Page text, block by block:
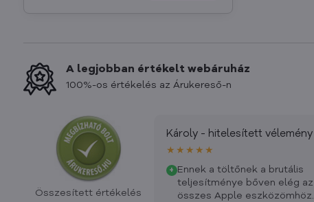
A legjobban értékelt webáruház
100%-os értékelés az Árukereső-n
Összesített értékelés
Károly - hitelesített vélemény
★★★★★
+ Ennek a töltőnek a brutális
teljesítménye bőven elég az
összes Apple eszközömhöz.